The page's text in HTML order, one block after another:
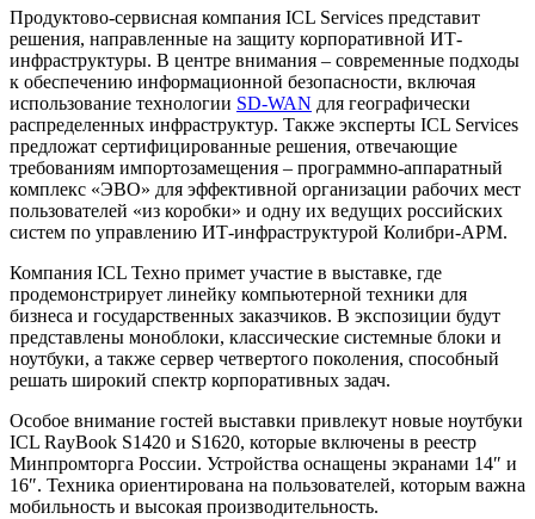
Продуктово-сервисная компания ICL Services представит
решения, направленные на защиту корпоративной ИТ-
инфраструктуры. В центре внимания – современные подходы
к обеспечению информационной безопасности, включая
использование технологии SD-WAN для географически
распределенных инфраструктур. Также эксперты ICL Services
предложат сертифицированные решения, отвечающие
требованиям импортозамещения – программно-аппаратный
комплекс «ЭВО» для эффективной организации рабочих мест
пользователей «из коробки» и одну их ведущих российских
систем по управлению ИТ-инфраструктурой Колибри-АРМ.
Компания ICL Техно примет участие в выставке, где
продемонстрирует линейку компьютерной техники для
бизнеса и государственных заказчиков. В экспозиции будут
представлены моноблоки, классические системные блоки и
ноутбуки, а также сервер четвертого поколения, способный
решать широкий спектр корпоративных задач.
Особое внимание гостей выставки привлекут новые ноутбуки
ICL RayBook S1420 и S1620, которые включены в реестр
Минпромторга России. Устройства оснащены экранами 14″ и
16″. Техника ориентирована на пользователей, которым важна
мобильность и высокая производительность.